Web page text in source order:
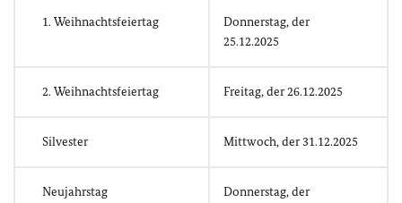
1. Weihnachtsfeiertag
Donnerstag, der
25.12.2025
2. Weihnachtsfeiertag Freitag, der 26.12.2025
Silvester Mittwoch, der 31.12.2025
Neujahrstag
Donnerstag, der